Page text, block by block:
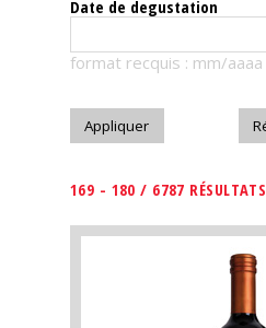
Télécharger
Date de degustation
format recquis : mm/aaaa
169 - 180 / 6787 RÉSULTATS